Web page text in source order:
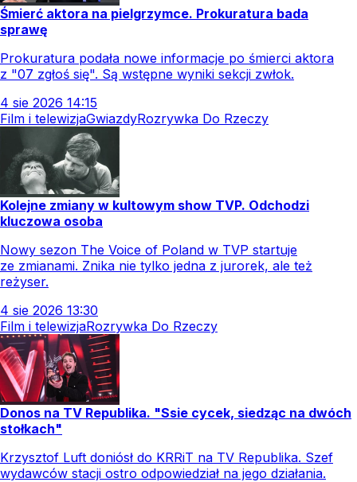
Śmierć aktora na pielgrzymce. Prokuratura bada
sprawę
Prokuratura podała nowe informacje po śmierci aktora
z "07 zgłoś się". Są wstępne wyniki sekcji zwłok.
4 sie 2026 14:15
Film i telewizjaGwiazdyRozrywka Do Rzeczy
Kolejne zmiany w kultowym show TVP. Odchodzi
kluczowa osoba
Nowy sezon The Voice of Poland w TVP startuje
ze zmianami. Znika nie tylko jedna z jurorek, ale też
reżyser.
4 sie 2026 13:30
Film i telewizjaRozrywka Do Rzeczy
Donos na TV Republika. "Ssie cycek, siedząc na dwóch
stołkach"
Krzysztof Luft doniósł do KRRiT na TV Republika. Szef
wydawców stacji ostro odpowiedział na jego działania.